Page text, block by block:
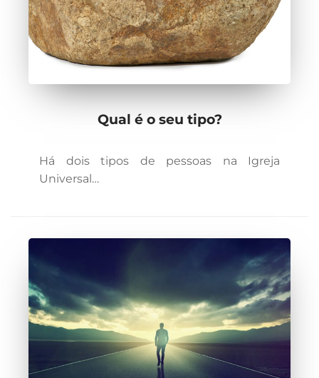
Qual é o seu tipo?
Há dois tipos de pessoas na Igreja
Universal…